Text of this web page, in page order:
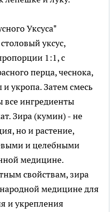
Уксуса"
уксус,
1:1, с
перца, чеснока,
укропа. Затем смесь
все ингредиенты
Зира (кумин) - не
но и растение,
и целебными
медицине.
свойствам, зира
медицине для
и укрепления